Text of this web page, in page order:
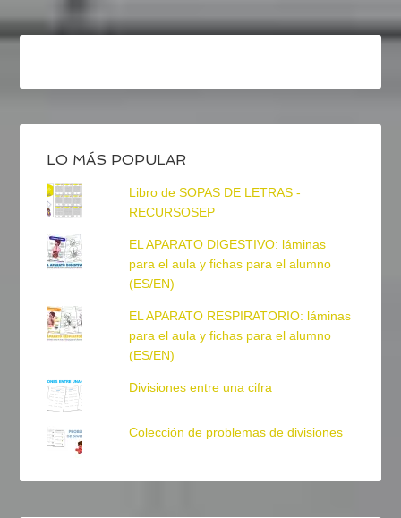
LO MÁS POPULAR
Libro de SOPAS DE LETRAS -
RECURSOSEP
EL APARATO DIGESTIVO: láminas
para el aula y fichas para el alumno
(ES/EN)
EL APARATO RESPIRATORIO: láminas
para el aula y fichas para el alumno
(ES/EN)
Divisiones entre una cifra
Colección de problemas de divisiones